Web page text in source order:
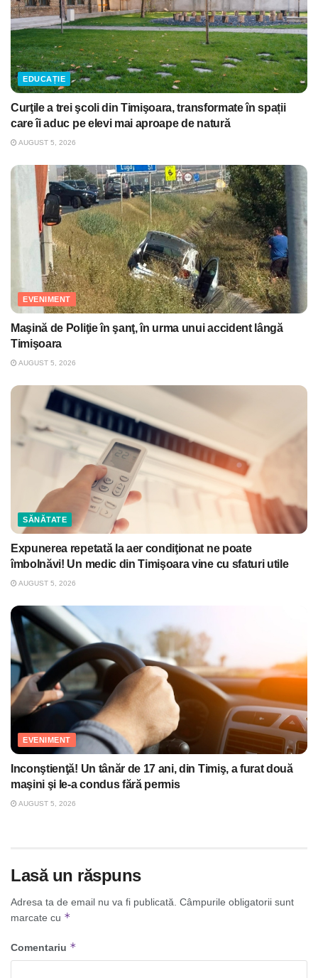
EDUCAȚIE
Curţile a trei şcoli din Timişoara, transformate în spații
care îi aduc pe elevi mai aproape de natură
AUGUST 5, 2026
EVENIMENT
Maşină de Poliţie în şanţ, în urma unui accident lângă
Timişoara
AUGUST 5, 2026
SĂNĂTATE
Expunerea repetată la aer condiţionat ne poate
îmbolnăvi! Un medic din Timişoara vine cu sfaturi utile
AUGUST 5, 2026
EVENIMENT
Inconştienţă! Un tânăr de 17 ani, din Timiş, a furat două
maşini şi le-a condus fără permis
AUGUST 5, 2026
Lasă un răspuns
Adresa ta de email nu va fi publicată. Câmpurile obligatorii sunt
marcate cu *
Comentariu *